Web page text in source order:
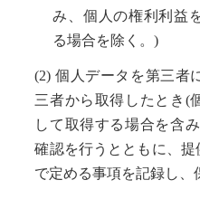
み、個人の権利利益
る場合を除く。)
(2) 個人データを第三者
三者から取得したとき(
して取得する場合を含
確認を行うとともに、
で定める事項を記録し、